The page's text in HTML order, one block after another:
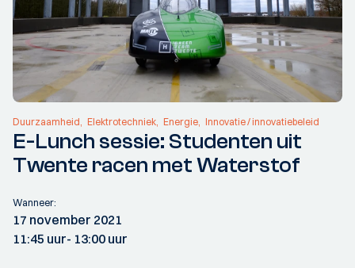
Duurzaamheid Elektrotechniek Energie Innovatie / innovatiebeleid
E-Lunch sessie: Studenten uit
Twente racen met Waterstof
Wanneer:
17 november 2021
11:45 uur- 13:00 uur